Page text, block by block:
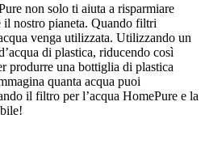
non solo ti aiuta a risparmiare
il nostro pianeta. Quando filtri
venga utilizzata. Utilizzando un
di plastica, riducendo così
produrre una bottiglia di plastica
quanta acqua puoi
il filtro per l’acqua HomePure e la